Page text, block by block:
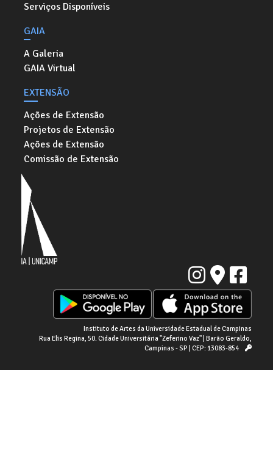
Serviços Disponíveis
GAIA
A Galeria
GAIA Virtual
EXTENSÃO
Ações de Extensão
Projetos de Extensão
Ações de Extensão
Comissão de Extensão
Instituto de Artes da Universidade Estadual de Campinas
Rua Elis Regina, 50. Cidade Universitária "Zeferino Vaz" | Barão Geraldo,
Campinas - SP | CEP: 13083-854